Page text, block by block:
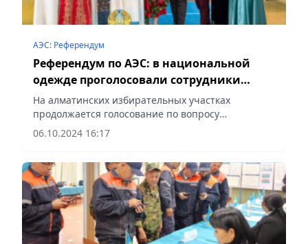
АЭС: Референдум
Референдум по АЭС: в национальной
одежде проголосовали сотрудники
Центра поддержки семьи в Алматы
На алматинских избирательных участках
продолжается голосование по вопросу
строительства АЭС, сообщает Vecher.kz.
06.10.2024 16:17